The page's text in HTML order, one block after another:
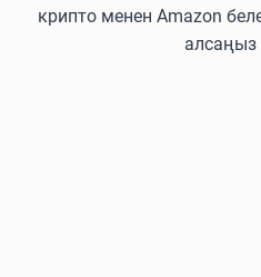
крипто менен Amazon
алсаңыз